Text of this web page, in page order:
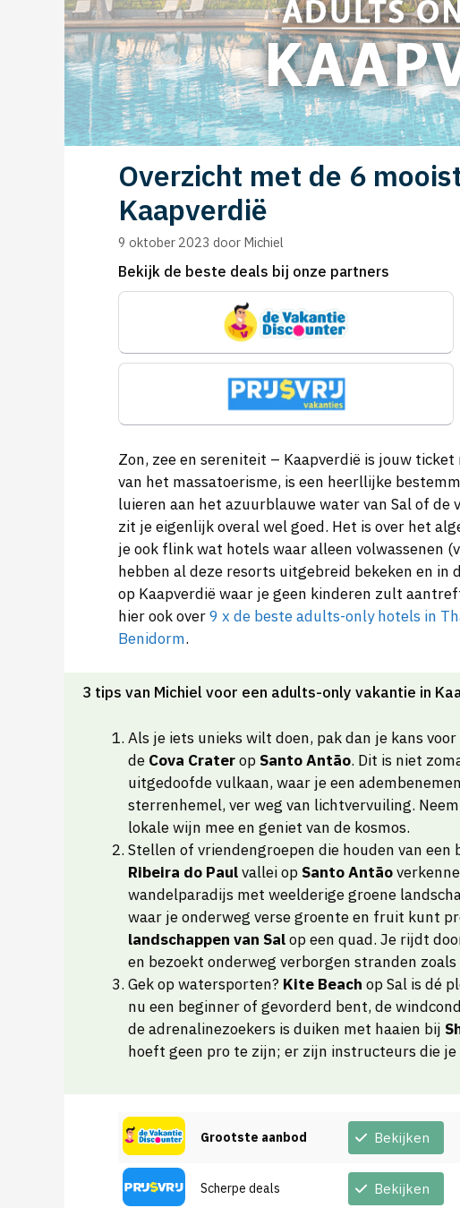
Overzicht met de 6
Kaapverdië
9 oktober 2023 door Michiel
Bekijk de beste deals bij onze partners
Zon, zee en sereniteit – Kaapverdië is jouw
van het massatoerisme, is een heerllijke
luieren aan het azuurblauwe water van Sal of
zit je eigenlijk overal wel goed. Het is over het
je ook flink wat hotels waar alleen volwassenen
hebben al deze resorts uitgebreid bekeken en
op Kaapverdië waar je geen kinderen zult
hier ook over9 x de beste adults-only hotels in
Benidorm.
3 tips van Michiel voor een adults-only vakantie in
Als je iets unieks wilt doen, pak dan je kans
de Cova CrateropSanto Antão. Dit is niet
uitgedoofde vulkaan, waar je een
sterrenhemel, ver weg van lichtvervuiling.
lokale wijn mee en geniet van de kosmos.
Stellen of vriendengroepen die houden van
Ribeira do Paulvallei opSanto Antão
wandelparadijs met weelderige groene
waar je onderweg verse groente en fruit kunt
landschappen van Salop een quad. Je rijdt
en bezoekt onderweg verborgen stranden
Gek op watersporten? Kite Beach op Sal is dé
nu een beginner of gevorderd bent, de
de adrenalinezoekers is duiken met haaien bij
hoeft geen pro te zijn; er zijn instructeurs die je
Grootste aanbod Bekijken
Scherpe deals Bekijken